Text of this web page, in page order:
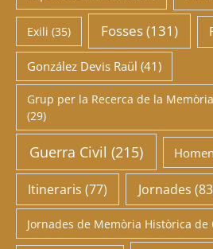
Exili (35) Fosses(131)
González Devis Raül (41)
Grup per la Recerca de la
(29)
Guerra Civil (215)
Itineraris (77) Jornades
Jornades de Memòria Històrica de